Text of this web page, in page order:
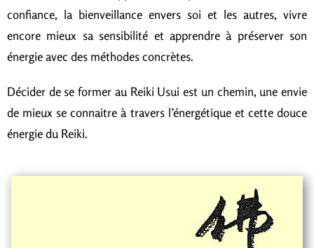
confiance, la bienveillance envers soi et les autres, vivre
encore mieux sa sensibilité et apprendre à préserver son
énergie avec des méthodes concrètes.
Décider de se former au Reiki Usui est un chemin, une envie
de mieux se connaitre à travers l’énergétique et cette douce
énergie du Reiki.